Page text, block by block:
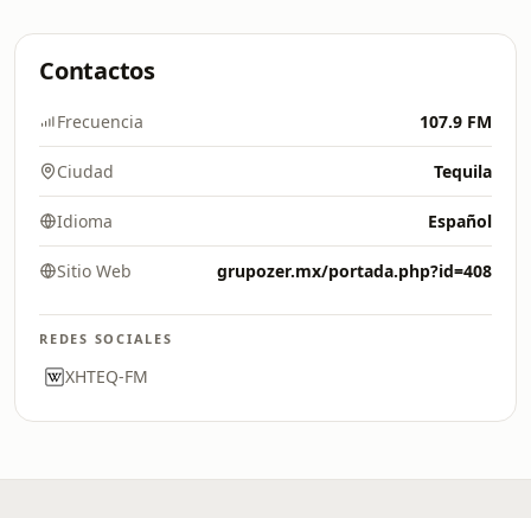
Contactos
Frecuencia 107.9 FM
Ciudad Tequila
Idioma Español
Sitio Web grupozer.mx/portada.php?id=408
REDES SOCIALES
XHTEQ-FM